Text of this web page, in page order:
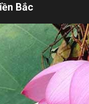
Bắc